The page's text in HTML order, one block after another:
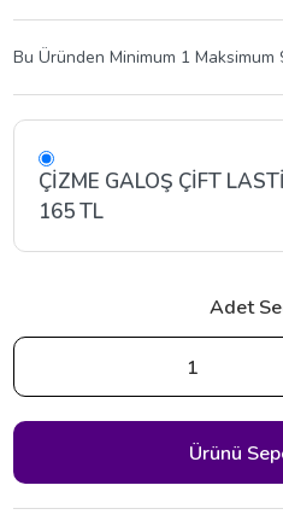
Bu Üründen Minimum 1
ÇİZME GALOŞ ÇİFT
165 TL
Adet